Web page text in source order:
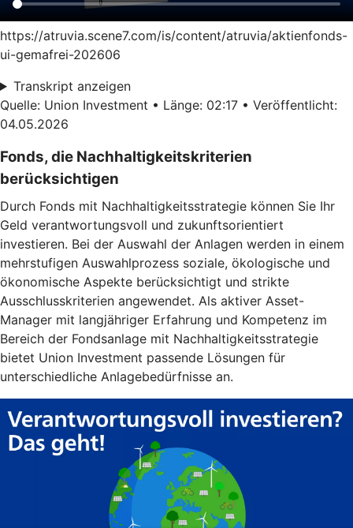
https://atruvia.scene7.com/is/content/atruvia/aktienfonds-
ui-gemafrei-202606
Transkript anzeigen
Quelle: Union Investment • Länge: 02:17 • Veröffentlicht:
04.05.2026
Fonds, die Nachhaltigkeitskriterien
berücksichtigen
Durch Fonds mit Nachhaltigkeitsstrategie können Sie Ihr
Geld verantwortungsvoll und zukunftsorientiert
investieren. Bei der Auswahl der Anlagen werden in einem
mehrstufigen Auswahlprozess soziale, ökologische und
ökonomische Aspekte berücksichtigt und strikte
Ausschlusskriterien angewendet. Als aktiver Asset-
Manager mit langjähriger Erfahrung und Kompetenz im
Bereich der Fondsanlage mit Nachhaltigkeitsstrategie
bietet Union Investment passende Lösungen für
unterschiedliche Anlagebedürfnisse an.